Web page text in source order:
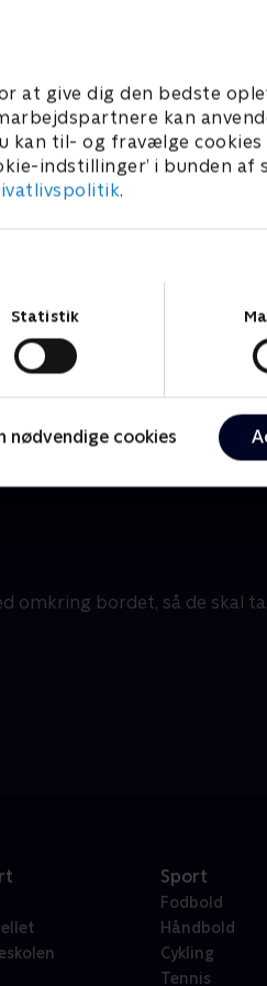
at give dig den bedste
kan
til- og fravælge cookies
indstillinger’ i bunden af
.
Statistik
nødvendige cookies
omkring bordet, så de skal
Sport
Fodbold
Håndbold
Cykling
Tennis